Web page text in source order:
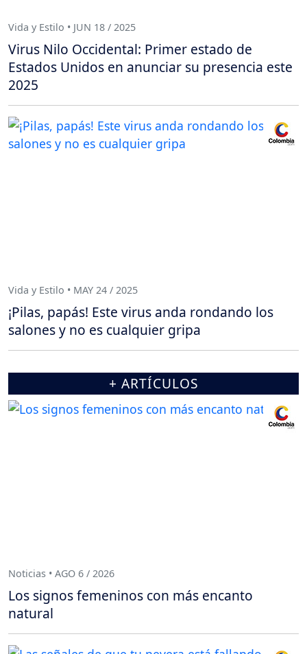
Vida y Estilo • JUN 18 / 2025
Virus Nilo Occidental: Primer estado de
Estados Unidos en anunciar su presencia este
2025
Vida y Estilo • MAY 24 / 2025
¡Pilas, papás! Este virus anda rondando los
salones y no es cualquier gripa
+ ARTÍCULOS
Noticias • AGO 6 / 2026
Los signos femeninos con más encanto
natural